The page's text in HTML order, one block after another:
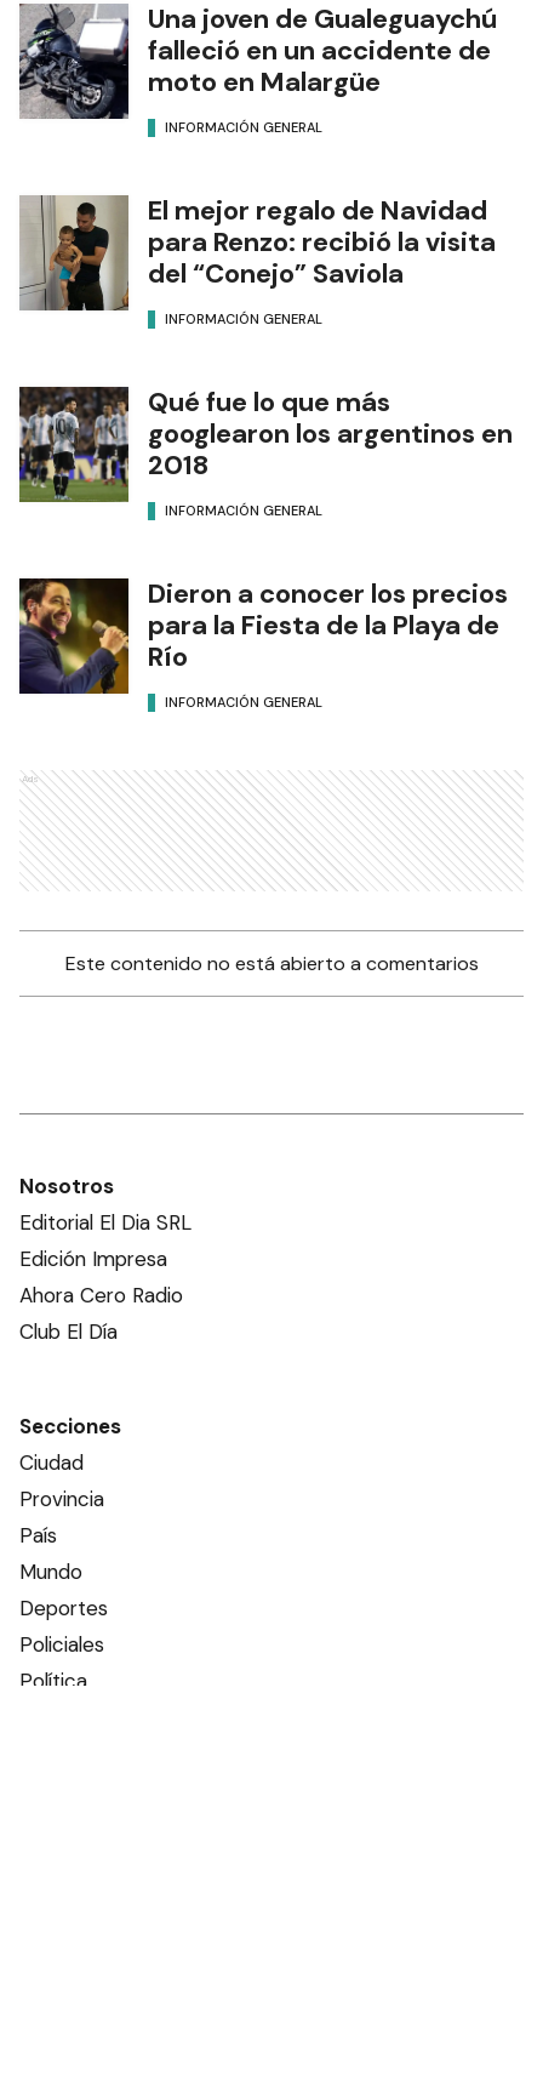
Una joven de Gualeguaychú
falleció en un accidente de
moto en Malargüe
INFORMACIÓN GENERAL
El mejor regalo de Navidad
para Renzo: recibió la visita
del “Conejo” Saviola
INFORMACIÓN GENERAL
Qué fue lo que más
googlearon los argentinos en
2018
INFORMACIÓN GENERAL
Dieron a conocer los precios
para la Fiesta de la Playa de
Río
INFORMACIÓN GENERAL
Ads
Este contenido no está abierto a comentarios
Nosotros
Editorial El Dia SRL
Edición Impresa
Ahora Cero Radio
Club El Día
Secciones
Ciudad
Provincia
País
Mundo
Deportes
Policiales
Política